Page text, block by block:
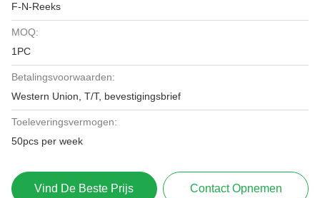
F-N-Reeks
MOQ:
1PC
Betalingsvoorwaarden:
Western Union, T/T, bevestigingsbrief
Toeleveringsvermogen:
50pcs per week
Vind De Beste Prijs Contact Opnemen